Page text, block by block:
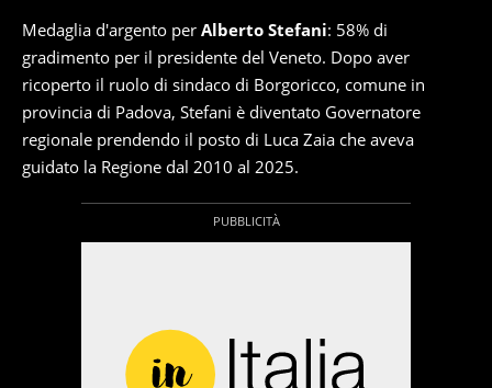
Medaglia d'argento per Alberto Stefani: 58% di
gradimento per il presidente del Veneto. Dopo aver
ricoperto il ruolo di sindaco di Borgoricco, comune in
provincia di Padova, Stefani è diventato Governatore
regionale prendendo il posto di Luca Zaia che aveva
guidato la Regione dal 2010 al 2025.